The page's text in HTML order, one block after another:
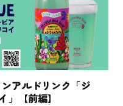
アルドリンク「ジ
【前編】